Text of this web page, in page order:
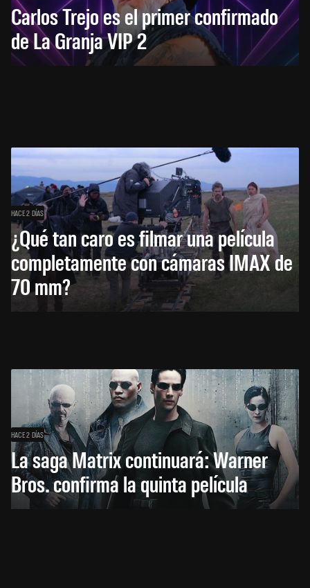
Carlos Trejo es el primer confirmado
de La Granja VIP 2
HACE 2 DÍAS
¿Qué tan caro es filmar una película
completamente con cámaras IMAX de
70 mm?
HACE 2 DÍAS
La saga Matrix continuará: Warner
Bros. confirma la quinta película